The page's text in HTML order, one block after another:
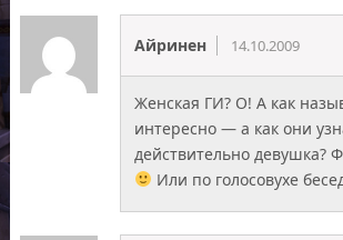
Айринен 14.10.2009
Женская ГИ? О! А как
интересно — а как они
действительно девушка?
Или по голосовухе